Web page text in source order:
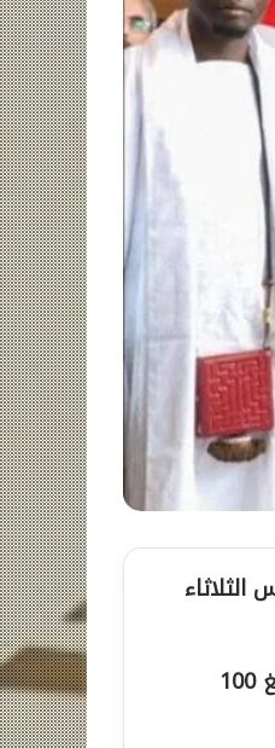
وقدم الوفد برئاسة المسؤول الروحي لدائرة حزب الترقية سرين يوسف جوب مبلغ 100